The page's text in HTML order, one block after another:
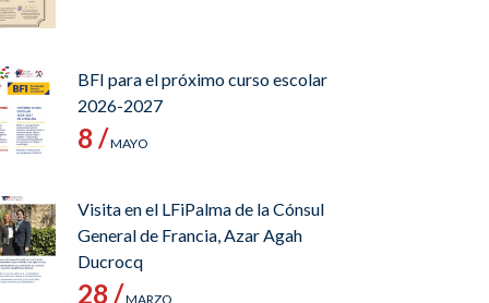
BFI para el próximo curso escolar
2026-2027
8 /MAYO
Visita en el LFiPalma de la Cónsul
General de Francia, Azar Agah
Ducrocq
28 /MARZO